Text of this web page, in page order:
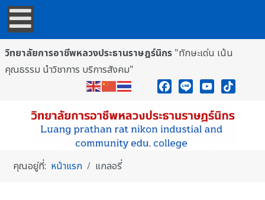
วิทยาลัยการอาชีพหลวงประธานราษฎร์นิกร "ทักษะเด่น เน้น
คุณธรรม นำวิชาการ บริการสังคม"
คุณอยู่ที่: หน้าแรก แกลอรี่